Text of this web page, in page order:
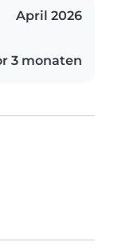
April 2026
3 monaten